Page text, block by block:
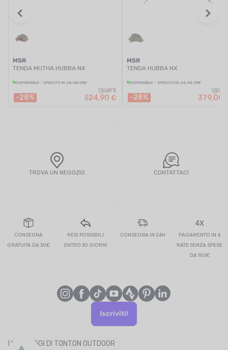
MSR
TENDA MUTHA HUBBA NX
DISPONIBILE - SPEDITO IN 24/48 ORE
-28%
730,00 €
524,90 €
MSR
TENDA HUBBA NX
DISPONIBILE - SPEDITO IN 24/48 ORE
-28%
530,00
379,00
TROVA UN NEGOZIO CONTATTACI
CONSEGNA
GRATUITA DA 30€
RESI POSSIBILI
ENTRO 30 GIORNI
CONSEGNA IN 24H
4X
PAGAMENTO IN 4
RATE SENZA SPESE
DA 150€
Iscriviti!
I VANTAGGI DI TONTON OUTDOOR